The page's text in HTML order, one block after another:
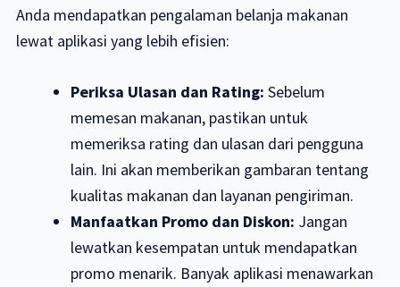
Anda mendapatkan pengalaman belanja makanan
lewat aplikasi yang lebih efisien:
Periksa Ulasan dan Rating: Sebelum
memesan makanan, pastikan untuk
memeriksa rating dan ulasan dari pengguna
lain. Ini akan memberikan gambaran tentang
kualitas makanan dan layanan pengiriman.
Manfaatkan Promo dan Diskon: Jangan
lewatkan kesempatan untuk mendapatkan
promo menarik. Banyak aplikasi menawarkan